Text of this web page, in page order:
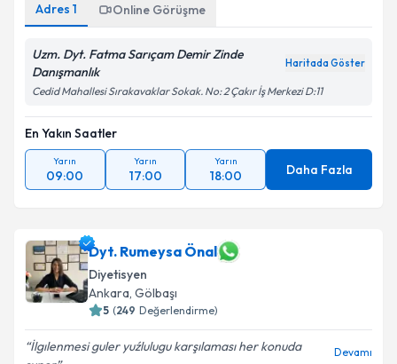
Adres 1 Online Görüşme
Uzm. Dyt. Fatma Sarıçam Demir Zinde
Danışmanlık
Haritada Göster
Cedid Mahallesi Sırakavaklar Sokak. No: 2 Çakır İş Merkezi D:11
En Yakın Saatler
Yarın
09:00
Yarın
17:00
Yarın
18:00 Daha Fazla
Dyt. Rumeysa Önal
Diyetisyen
Ankara, Gölbaşı
5 (249 Değerlendirme)
İlgılenmesi guler yuźlulugu karşılaması her konuda
Devamı